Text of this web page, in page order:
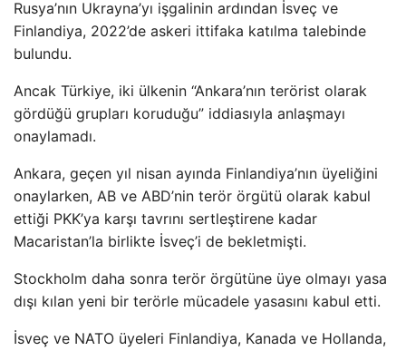
Rusya’nın Ukrayna’yı işgalinin ardından İsveç ve
Finlandiya, 2022’de askeri ittifaka katılma talebinde
bulundu.
Ancak Türkiye, iki ülkenin “Ankara’nın terörist olarak
gördüğü grupları koruduğu” iddiasıyla anlaşmayı
onaylamadı.
Ankara, geçen yıl nisan ayında Finlandiya’nın üyeliğini
onaylarken, AB ve ABD’nin terör örgütü olarak kabul
ettiği PKK’ya karşı tavrını sertleştirene kadar
Macaristan’la birlikte İsveç’i de bekletmişti.
Stockholm daha sonra terör örgütüne üye olmayı yasa
dışı kılan yeni bir terörle mücadele yasasını kabul etti.
İsveç ve NATO üyeleri Finlandiya, Kanada ve Hollanda,